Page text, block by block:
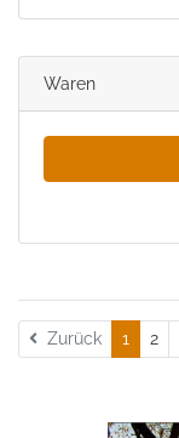
Waren
Zurück 1 2